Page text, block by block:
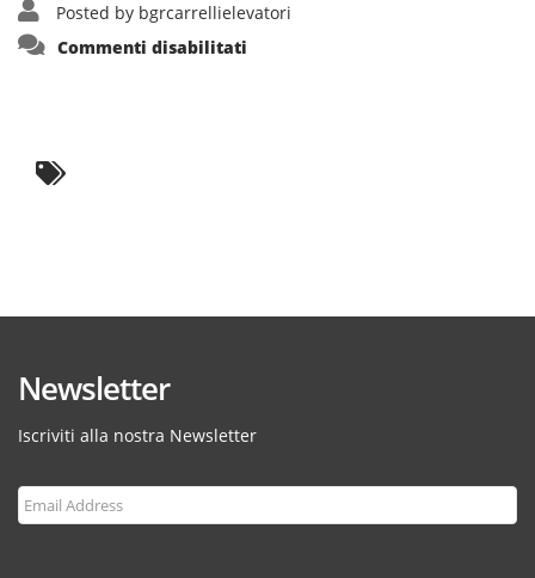
Posted by bgrcarrellielevatori
Commenti disabilitati
Newsletter
Iscriviti alla nostra Newsletter